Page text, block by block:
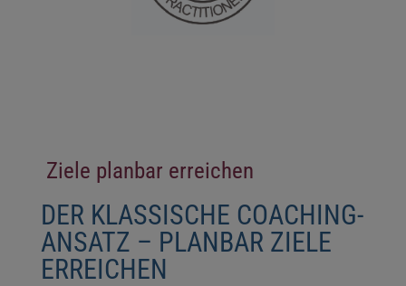
Ziele planbar erreichen
DER KLASSISCHE COACHING-
ANSATZ – PLANBAR ZIELE
ERREICHEN